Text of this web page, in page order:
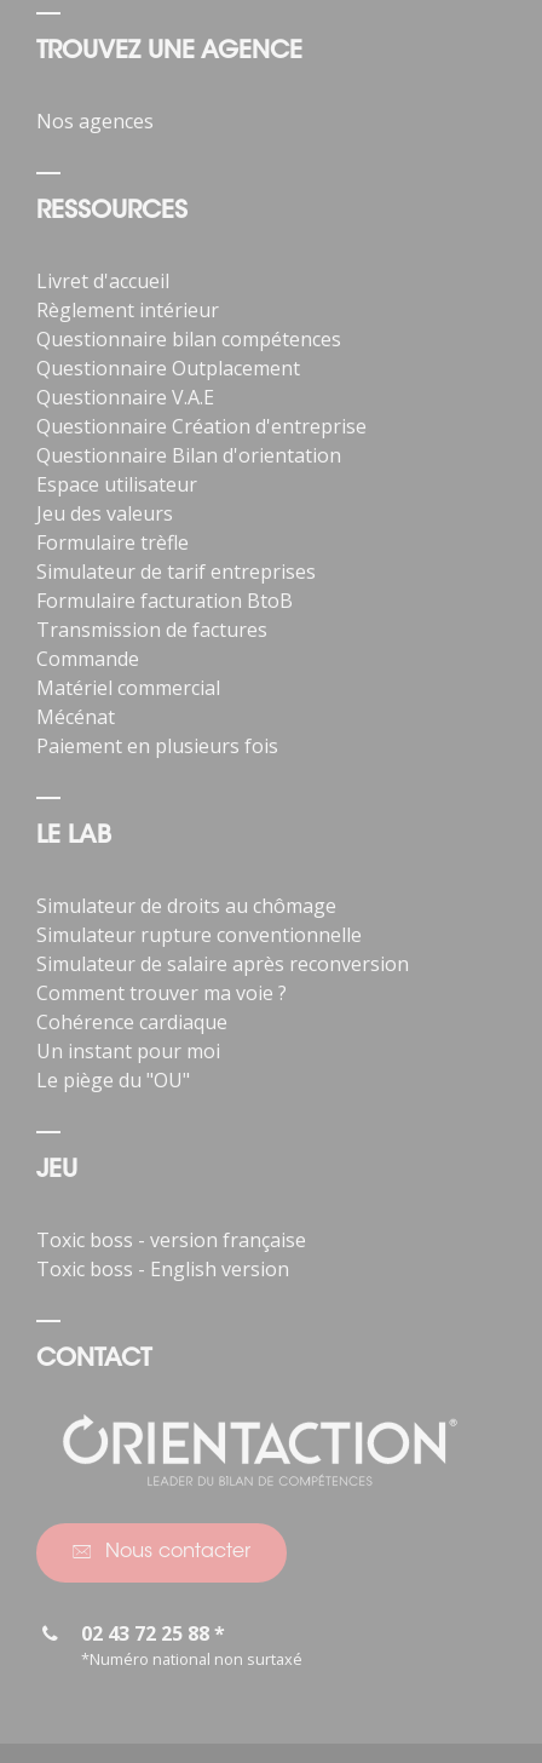
TROUVEZ UNE AGENCE
Nos agences
RESSOURCES
Livret d'accueil
Règlement intérieur
Questionnaire bilan compétences
Questionnaire Outplacement
Questionnaire V.A.E
Questionnaire Création d'entreprise
Questionnaire Bilan d'orientation
Espace utilisateur
Jeu des valeurs
Formulaire trèfle
Simulateur de tarif entreprises
Formulaire facturation BtoB
Transmission de factures
Commande
Matériel commercial
Mécénat
Paiement en plusieurs fois
LE LAB
Simulateur de droits au chômage
Simulateur rupture conventionnelle
Simulateur de salaire après reconversion
Comment trouver ma voie ?
Cohérence cardiaque
Un instant pour moi
Le piège du "OU"
JEU
Toxic boss - version française
Toxic boss - English version
CONTACT
Nous contacter
02 43 72 25 88 *
*Numéro national non surtaxé